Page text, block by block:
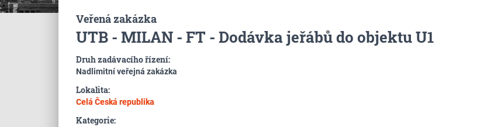
Veřená zakázka
UTB - MILAN - FT - Dodávka jeřábů do objektu U1
Druh zadávacího řízení:
Nadlimitní veřejná zakázka
Lokalita:
Celá Česká republika
Kategorie: